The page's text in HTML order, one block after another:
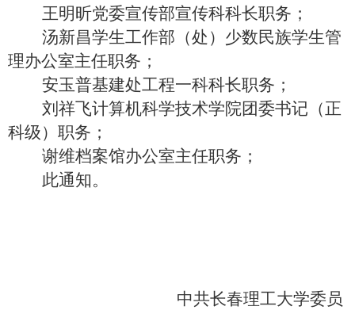
王明昕党委宣传部宣传科科长职务；
汤新昌学生工作部（处） 少数民族学生管
理办公室主任职务；
安玉普基建处工程一科科长职务；
刘祥飞计算机科学技术学院团委书记（正
科级）职务；
谢维档案馆办公室主任职务；
此通知。
中共长春理工大学委员